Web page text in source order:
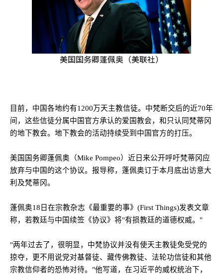
美国国务卿蓬佩奥（美联社）
目前，中国各地约有1200 万天主教信徒。中梵断交后的近70年
间，这些信徒分属中国官方承认的爱国教会，和只认同梵蒂冈
的地下教会。地下教会的活动持续受到中国官方的打压。
美国国务卿蓬佩奥（Mike Pompeo）近日来公开呼吁梵蒂冈应
放弃与中国的这个协议。报导称，蓬佩奥订于本月底出访意大
利及梵蒂冈。
蓬佩奥18 日在宗教杂志《最重要的事》 (First Things)发表文章
称，若教廷与中国续签《协议》将"有损教廷的道德权威。 "
"两年过去了，很明显，中梵协议并没有使天主教徒免受党的
掠夺，更不用说党对基督徒、藏传佛教徒、法轮功信徒和其他
宗教信仰者的恐怖对待。 "他写道，在习近平的威权统治下，